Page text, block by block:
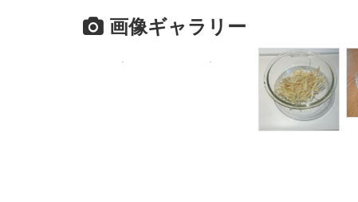
画像ギャラリー